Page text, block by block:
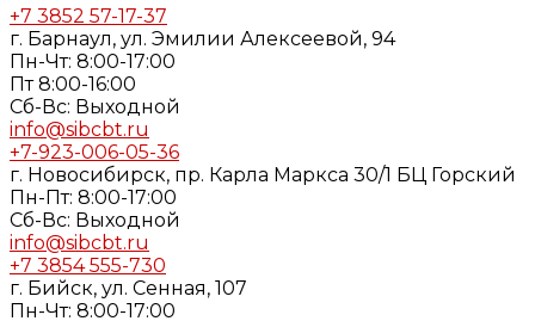
+7 3852 57-17-37
г. Барнаул, ул. Эмилии Алексеевой, 94
Пн-Чт: 8:00-17:00
Пт 8:00-16:00
Cб-Вс: Выходной
info@sibcbt.ru
+7-923-006-05-36
г. Новосибирск, пр. Карла Маркса 30/1 БЦ Горский
Пн-Пт: 8:00-17:00
Cб-Вс: Выходной
info@sibcbt.ru
+7 3854 555-730
г. Бийск, ул. Сенная, 107
Пн-Чт: 8:00-17:00